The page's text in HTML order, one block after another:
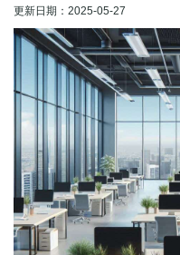
更新日期： 2025-05-27